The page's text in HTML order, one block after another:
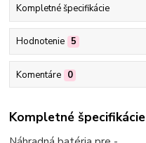
Kompletné špecifikácie
Hodnotenie 5
Komentáre 0
Kompletné špecifikácie